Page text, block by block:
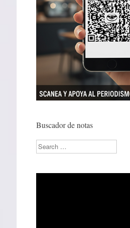
Buscador de notas
Search